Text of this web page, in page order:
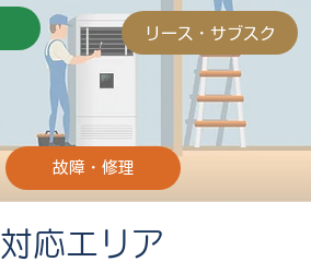
故障・修理
リース・サブスク
対応エリア